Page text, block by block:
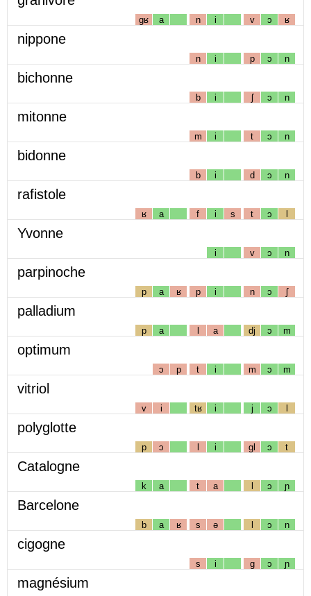
gʁ a n i v ɔ ʁ
nippone
n i p ɔ n
bichonne
b i ʃ ɔ n
mitonne
m i t ɔ n
bidonne
b i d ɔ n
rafistole
ʁ a f i s t ɔ l
Yvonne
i v ɔ n
parpinoche
p a ʁ p i n ɔ ʃ
palladium
p a l a dj ɔ m
optimum
ɔ p t i m ɔ m
vitriol
v i tʁ i j ɔ l
polyglotte
p ɔ l i gl ɔ t
Catalogne
k a t a l ɔ ɲ
Barcelone
b a ʁ s ə l ɔ n
cigogne
s i g ɔ ɲ
magnésium